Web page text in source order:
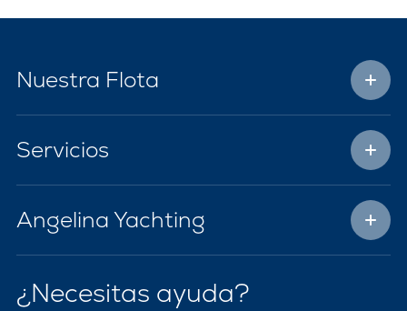
Nuestra Flota
Servicios
Angelina Yachting
¿Necesitas ayuda?